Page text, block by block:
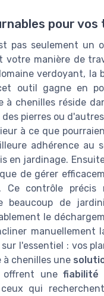
pour
pas seulement
manière de
verdoyant,
outil gagne en
chenilles réside
pierres ou
à ce que
adhérence au
en jardinage.
de gérer
contrôle
beaucoup de
le
manuellement
l'essentiel : vos
chenilles une
offrent unefiabilité
qui